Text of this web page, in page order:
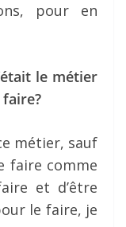
pour en
le métier
métier, sauf
faire comme
et d’être
le faire, je